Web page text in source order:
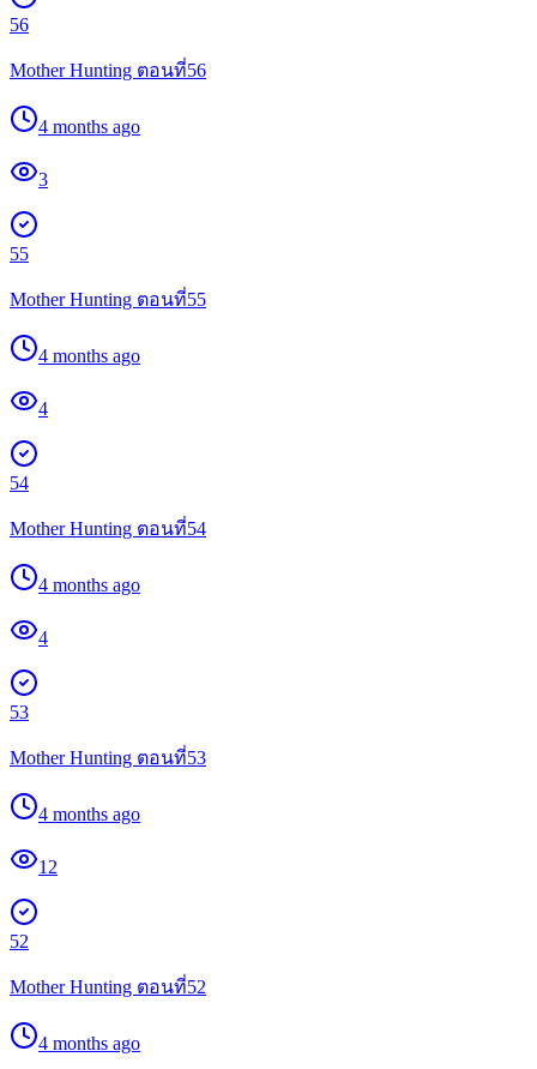
56
Mother Hunting ตอนที่56
4 months ago
3
55
Mother Hunting ตอนที่55
4 months ago
4
54
Mother Hunting ตอนที่54
4 months ago
4
53
Mother Hunting ตอนที่53
4 months ago
12
52
Mother Hunting ตอนที่52
4 months ago